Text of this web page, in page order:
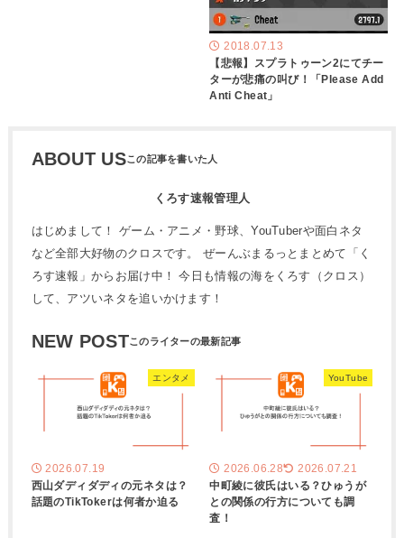
2018.07.13
【悲報】スプラトゥーン2にてチー
ターが悲痛の叫び！「Please Add
Anti Cheat」
ABOUT US
くろす速報管理人
はじめまして！ ゲーム・アニメ・野球、YouTuberや面白ネタ
など全部大好物のクロスです。 ぜーんぶまるっとまとめて「く
ろす速報」からお届け中！ 今日も情報の海をくろす（クロス）
して、アツいネタを追いかけます！
NEW POST
エンタメ
2026.07.19
西山ダディダディの元ネタは？
話題のTikTokerは何者か迫る
YouTube
2026.06.28 2026.07.21
中町綾に彼氏はいる？ひゅうが
との関係の行方についても調
査！